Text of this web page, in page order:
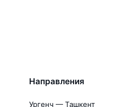
Направления
Ургенч — Ташкент